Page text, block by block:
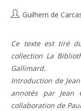
Auteur/autrice
publication :
Guilhem de
Ce texte est tiré
collection La
Gallimard.
Introduction de
annotés par Jean
collaboration de